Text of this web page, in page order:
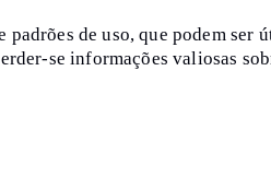
de uso, que podem ser
se informações valiosas